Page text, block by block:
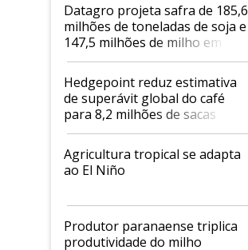
Datagro projeta safra de 185,6
milhões de toneladas de soja e
147,5 milhões de milho em
2026/27
Hedgepoint reduz estimativa
de superávit global do café
para 8,2 milhões de sacas
Agricultura tropical se adapta
ao El Niño
Produtor paranaense triplica
produtividade do milho